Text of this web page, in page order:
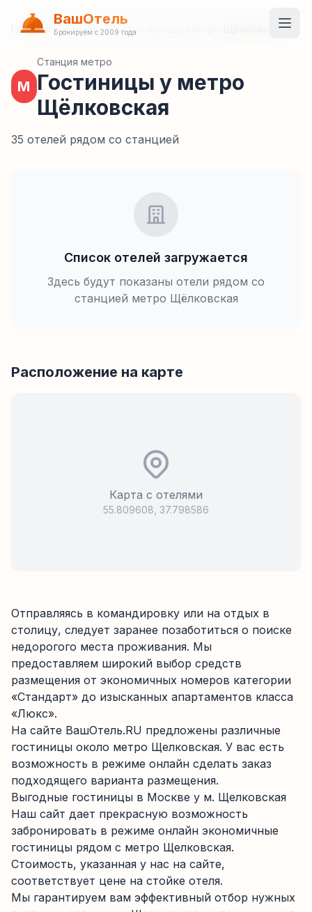
ВашОтель
Бронируем с 2009 года
Главная Гостиницы/Россия Щёлковская
М
Станция метро
Гостиницы у метро
Щёлковская
35 отелей рядом со станцией
Список отелей загружается
Здесь будут показаны отели рядом со
станцией метро Щёлковская
Расположение на карте
Карта с отелями
55.809608 37.798586
Отправляясь в командировку или на отдых в
столицу, следует заранее позаботиться о поиске
недорогого места проживания. Мы
предоставляем широкий выбор средств
размещения от экономичных номеров категории
«Стандарт» до изысканных апартаментов класса
«Люкс».
На сайте ВашОтель.RU предложены различные
гостиницы около метро Щелковская. У вас есть
возможность в режиме онлайн сделать заказ
подходящего варианта размещения.
Выгодные гостиницы в Москве у м. Щелковская
Наш сайт дает прекрасную возможность
забронировать в режиме онлайн экономичные
гостиницы рядом с метро Щелковская.
Стоимость, указанная у нас на сайте,
соответствует цене на стойке отеля.
Мы гарантируем вам эффективный отбор нужных